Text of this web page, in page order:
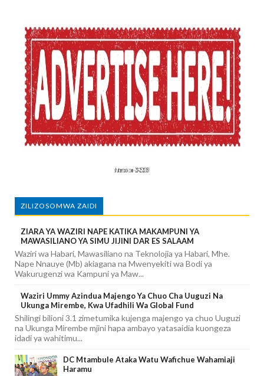
ZILIZOSOMWA ZAIDI
ZIARA YA WAZIRI NAPE KATIKA MAKAMPUNI YA
MAWASILIANO YA SIMU JIJINI DAR ES SALAAM
Waziri wa Habari, Mawasiliano na Teknolojia ya Habari, Mhe.
Nape Nnauye (Mb) akiagana na Mwenyekiti wa Bodi ya
Wakurugenzi wa Kampuni ya Maw...
Waziri Ummy Azindua Majengo Ya Chuo Cha Uuguzi Na
Ukunga Mirembe, Kwa Ufadhili Wa Global Fund
Shilingi bilioni 3.1 zimetumika kujenga majengo ya chuo Uuguzi
na Ukunga Mirembe mjini hapa ambayo yatasaidia kuongeza
idadi ya wahitimu...
DC Mtambule Ataka Watu Wafichue Wahamiaji
Haramu